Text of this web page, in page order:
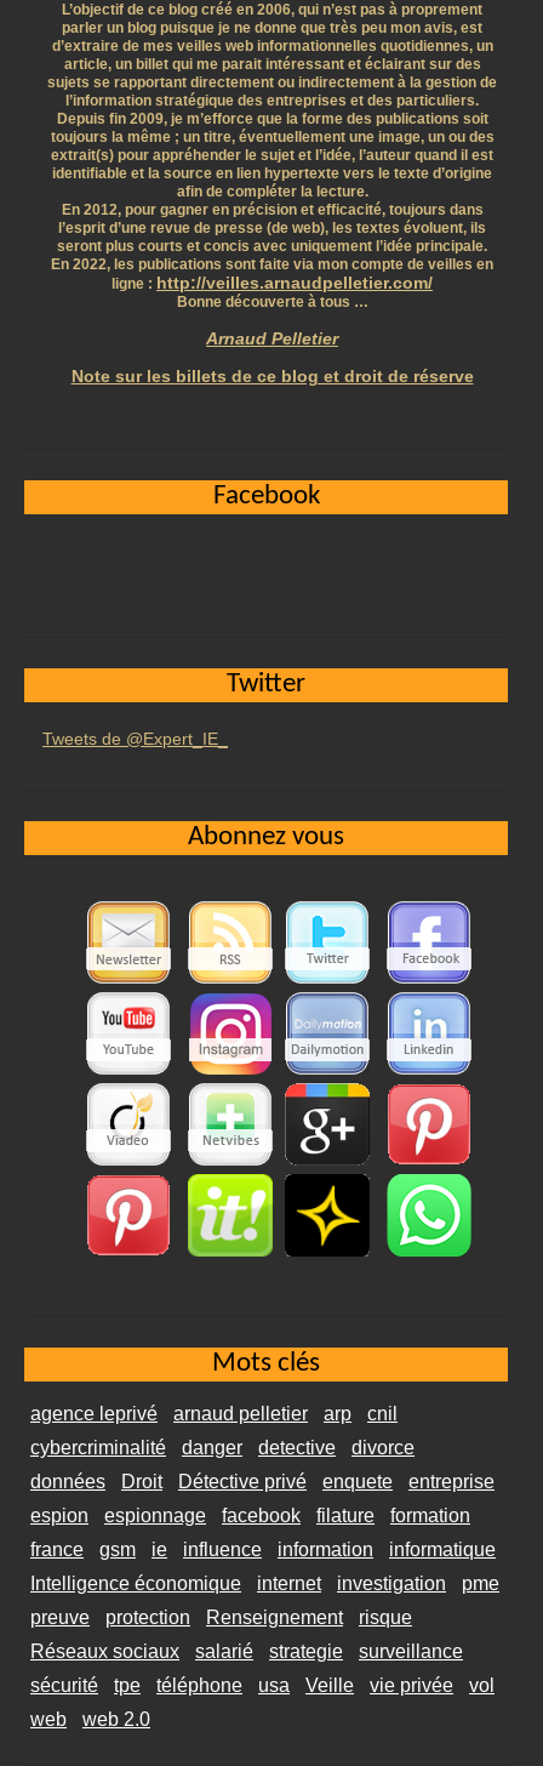
L’objectif de ce blog créé en 2006, qui n’est pas à proprement
parler un blog puisque je ne donne que très peu mon avis, est
d’extraire de mes veilles web informationnelles quotidiennes, un
article, un billet qui me parait intéressant et éclairant sur des
sujets se rapportant directement ou indirectement à la gestion de
l’information stratégique des entreprises et des particuliers.
Depuis fin 2009, je m’efforce que la forme des publications soit
toujours la même ; un titre, éventuellement une image, un ou des
extrait(s) pour appréhender le sujet et l’idée, l’auteur quand il est
identifiable et la source en lien hypertexte vers le texte d’origine
afin de compléter la lecture.
En 2012, pour gagner en précision et efficacité, toujours dans
l’esprit d’une revue de presse (de web), les textes évoluent, ils
seront plus courts et concis avec uniquement l’idée principale.
En 2022, les publications sont faite via mon compte de veilles en
ligne : http://veilles.arnaudpelletier.com/
Bonne découverte à tous …
Arnaud Pelletier
Note sur les billets de ce blog et droit de réserve
Facebook
Twitter
Tweets de @Expert_IE_
Abonnez vous
Mots clés
agence leprivé arnaud pelletier arp
cnil
cybercriminalité
danger detective
divorce
données
Droit Détective privé enquete
entreprise
espion
espionnage facebook filature
formation
france
gsm ie influence information
informatique
Intelligence économique
internet investigation
pme
preuve
protection Renseignement
risque
Réseaux sociaux
salarié strategie
surveillance
sécurité
tpe téléphone usa Veille vie privée
vol
web
web 2.0